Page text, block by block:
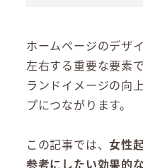
ホームページのデザ
左右する重要な要素
ランドイメージの向
プにつながります。
この記事では、女性
参考にしたい効果的